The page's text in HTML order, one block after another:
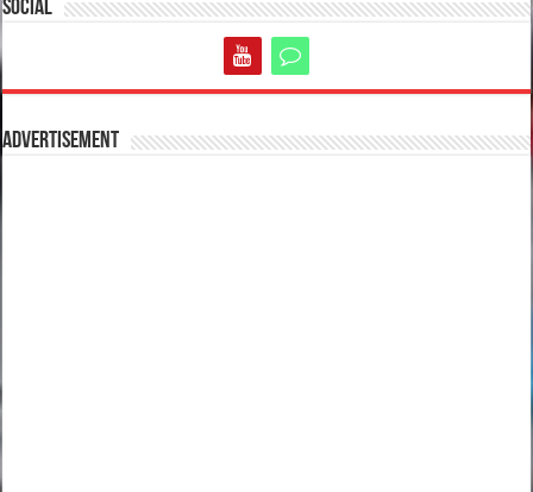
Social
Advertisement